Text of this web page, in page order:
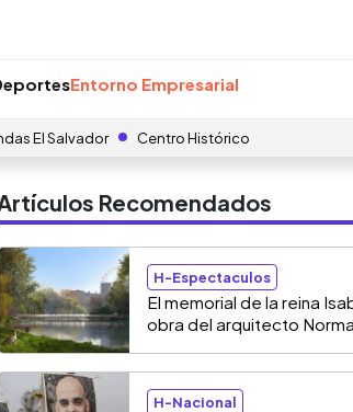
Entorno Empresarial
El Salvador Centro Histórico
Recomendados
H-Espectaculos
El memorial de la reina
obra del arquitecto
H-Nacional